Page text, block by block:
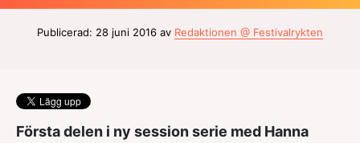
Publicerad: 28 juni 2016 av Redaktionen @ Festivalrykten
Första delen i ny session serie med Hanna